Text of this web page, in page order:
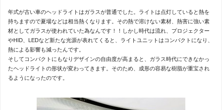
年式が古い車のヘッドライトはガラスが普通でした。ライトは点灯していると熱を
持ちますので夏場などは相当熱くなります。その熱で溶けない素材、熱害に強い素
材としてガラスが使われていた為なんです！！しかし時代は流れ、プロジェクター
やHID、LEDなど新たな光源が表れてくると、ライトユニットはコンパクトになり、
熱による影響も減ったんです。
そしてコンパクトにもなりデザインの自由度が高まると、ガラス時代にできなかっ
たヘッドライトの形状が変わってきます。そのため、成形の容易な樹脂が重宝され
るようになったのです。